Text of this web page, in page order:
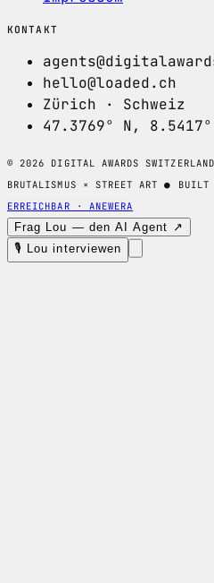
KONTAKT
hello@loaded.ch
Zürich · Schweiz
47.3769° N,
© 2026 DIGITAL AWARDS
BRUTALISMUS × STREET ART● BUILT
ERREICHBAR · ANEWERA
Frag Lou — den AI Agent ↗
🎙 Lou interviewen